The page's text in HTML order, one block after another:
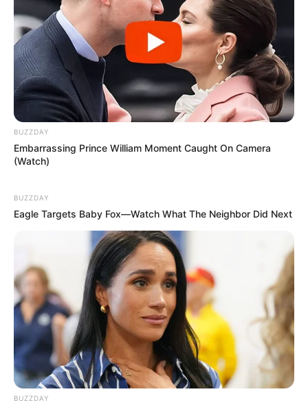
BUZZDAY
Embarrassing Prince William Moment Caught On Camera
(Watch)
BUZZDAY
Eagle Targets Baby Fox—Watch What The Neighbor Did Next
BUZZDAY